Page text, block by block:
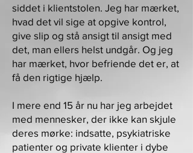
siddet i klientstolen. Jeg har mærket,
hvad det vil sige at opgive kontrol,
give slip og stå ansigt til ansigt med
det, man ellers helst undgår. Og jeg
har mærket, hvor befriende det er, at
få den rigtige hjælp.
I mere end 15 år nu har jeg arbejdet
med mennesker, der ikke kan skjule
deres mørke: indsatte, psykiatriske
patienter og private klienter i dybe